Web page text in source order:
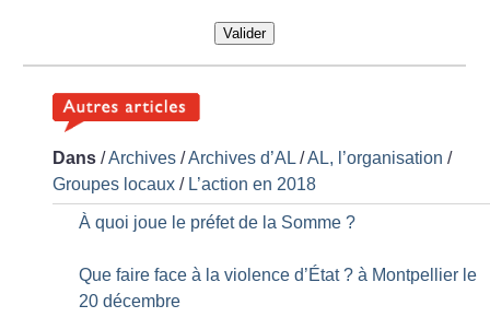
Valider
Dans /Archives /Archives d’AL /AL, l’organisation /
Groupes locaux / L’action en 2018
À quoi joue le préfet de la Somme ?
Que faire face à la violence d’État ? à Montpellier le
20 décembre